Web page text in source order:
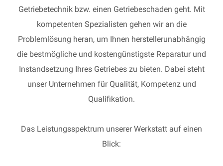
Getriebetechnik bzw. einen Getriebeschaden geht. Mit
kompetenten Spezialisten gehen wir an die
Problemlösung heran, um Ihnen herstellerunabhängig
die bestmögliche und kostengünstigste Reparatur und
Instandsetzung Ihres Getriebes zu bieten. Dabei steht
unser Unternehmen für Qualität, Kompetenz und
Qualifikation.
Das Leistungsspektrum unserer Werkstatt auf einen
Blick: